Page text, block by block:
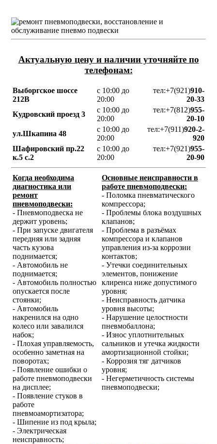
Актуальную цену и наличии уточняйте по
телефонам:
Выборгское шоссе
212В
с 10:00 до
20:00
тел:+7(921)910-
20-33
Кудровский проезд 3
с 10:00 до
20:00
тел:+7(812)955-
20-10
ул.Шкапина 48
с 10:00 до
20:00
тел:+7(911)920-2-
920
Шафировский пр.22
к.5 с.2
с 10:00 до
20:00
тел:+7(921)955-
20-90
Когда необходима
диагностика или
ремонт
пневмоподвески:
- Пневмоподвеска не
держит уровень;
- При запуске двигателя
передняя или задняя
часть кузова
поднимается;
- Автомобиль не
поднимается;
- Автомобиль полностью
опускается после
стоянки;
- Автомобиль
накренился на одно
колесо или завалился
набок;
- Плохая управляемость,
особенно заметная на
поворотах;
- Появление ошибки о
работе пневмоподвески
на дисплее;
- Появление стуков в
работе
пневмоамортизатора;
- Шипение из под крыла;
- Электрическая
неисправность;
Основные неисправности в
работе пневмоподвески:
- Поломка пневматического
компрессора;
- Проблемы блока воздушных
клапанов;
- Проблема в разъёмах
компрессора и клапанов
управления из-за коррозии
контактов;
- Утечки соединительных
элементов, понижение
клиренса ниже допустимого
уровня;
- Неисправность датчика
уровня высоты;
- Нарушение целостности
пневмобаллона;
- Износ уплотнительных
сальников и утечка жидкости
амортизационной стойки;
- Коррозия тяг датчиков
уровня;
- Негерметичность системы
пневмоподвески;